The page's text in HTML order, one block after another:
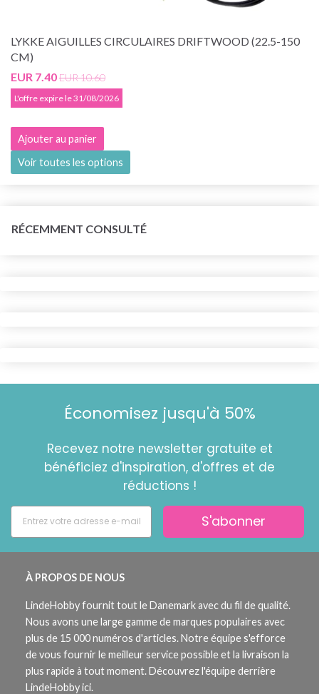
LYKKE AIGUILLES CIRCULAIRES DRIFTWOOD (22.5-150
CM)
EUR 7.40EUR 10.60
L'offre expire le 31/08/2026
Ajouter au panier
Voir toutes les options
RÉCEMMENT CONSULTÉ
Économisez jusqu'à 50%
Recevez notre newsletter gratuite et
bénéficiez d'inspiration, d'offres et de
réductions !
S'abonner
À PROPOS DE NOUS
LindeHobby fournit tout le Danemark avec du fil de qualité.
Nous avons une large gamme de marques populaires avec
plus de 15 000 numéros d'articles. Notre équipe s'efforce
de vous fournir le meilleur service possible et la livraison la
plus rapide à tout moment. Découvrez l'équipe derrière
LindeHobby ici.